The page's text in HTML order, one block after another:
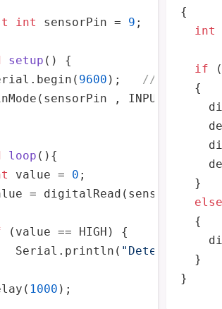
int sensorPin = 9 ;
setup ()
{
begin ( 9600 ); //iniciar
(sensorPin , INPUT);
//
loop () {
value = 0 ;
= digitalRead (sensorPin );
(value == HIGH) {
println ( "Detectado
( 1000 );
{
int
if
{
}
else
{
}
}